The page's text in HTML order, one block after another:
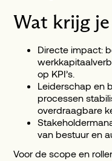
Wat krijg
Directe impact:
op KPI’s.
Leiderschap en
processen
overdraagbare
van bestuur en
Voor de scope en